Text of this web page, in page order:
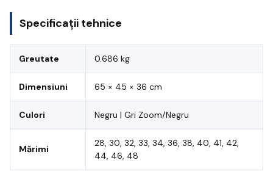
Specificații tehnice
Greutate 0.686 kg
Dimensiuni 65 × 45 × 36 cm
Culori Negru | Gri Zoom/Negru
Mărimi
28, 30, 32, 33, 34, 36, 38, 40, 41, 42,
44, 46, 48